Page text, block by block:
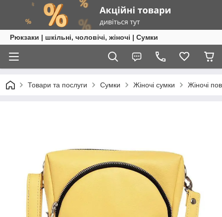
Рюкзаки | шкільні, чоловічі, жіночі | Сумки
Товари та послуги Сумки Жіночі сумки Жіночі